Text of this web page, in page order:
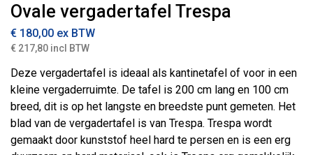
Ovale vergadertafel Trespa
€ 180,00 ex BTW
€ 217,80 incl BTW
Deze vergadertafel is ideaal als kantinetafel of voor in een
kleine vergaderruimte. De tafel is 200 cm lang en 100 cm
breed, dit is op het langste en breedste punt gemeten. Het
blad van de vergadertafel is van Trespa. Trespa wordt
gemaakt door kunststof heel hard te persen en is een erg